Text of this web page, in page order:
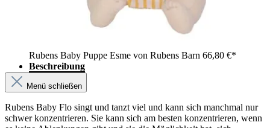
Rubens Baby Puppe Esme von Rubens Barn 66,80 €*
Beschreibung
Menü schließen
Rubens Baby Flo singt und tanzt viel und kann sich manchmal nur
schwer konzentrieren. Sie kann sich am besten konzentrieren, wenn